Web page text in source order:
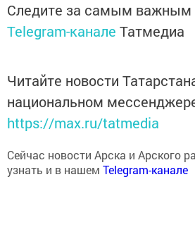
Следите за самым важным
Telegram-канале Татмедиа
Читайте новости
национальном
https://max.ru/tatmedia
Сейчас новости Арска и Арского
узнать и в нашем Telegram-канале